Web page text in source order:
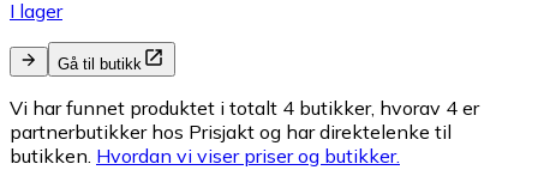
I lager
Gå til butikk
Vi har funnet produktet i totalt 4 butikker, hvorav 4 er
partnerbutikker hos Prisjakt og har direktelenke til
butikken. Hvordan vi viser priser og butikker.